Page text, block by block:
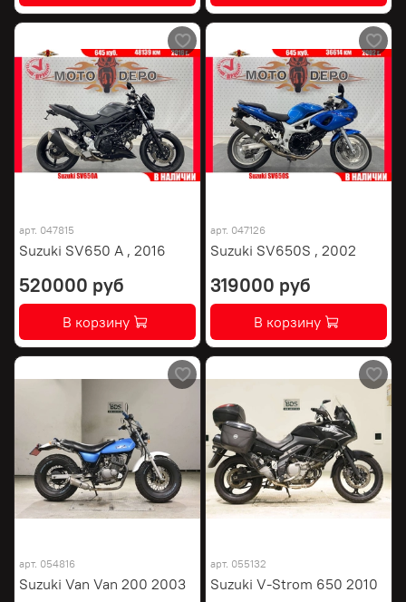
арт. 047815
Suzuki SV650 A , 2016
520000 руб
В корзину
арт. 047126
Suzuki SV650S , 2002
319000 руб
В корзину
арт. 054816
Suzuki Van Van 200 2003
арт. 055132
Suzuki V-Strom 650 2010